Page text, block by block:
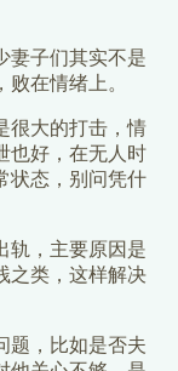
妻子们其实不是
在情绪上。
很大的打击，情
也好，在无人时
状态，别问凭什
轨，主要原因是
之类，这样解决
题，比如是否夫